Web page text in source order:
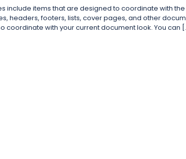
include items that are designed to coordinate with
headers, footers, lists, cover pages, and other
coordinate with your current document look. You can